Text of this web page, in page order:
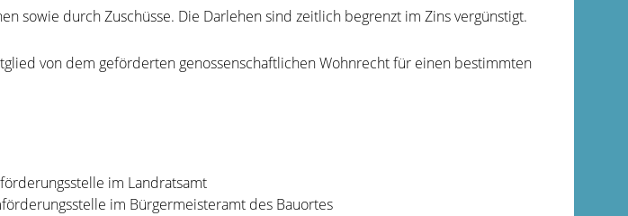
sowie durch Zuschüsse. Die Darlehen sind zeitlich begrenzt im Zins vergünstigt.
von dem geförderten genossenschaftlichen Wohnrecht für einen bestimmten
im Landratsamt
im Bürgermeisteramt des Bauortes